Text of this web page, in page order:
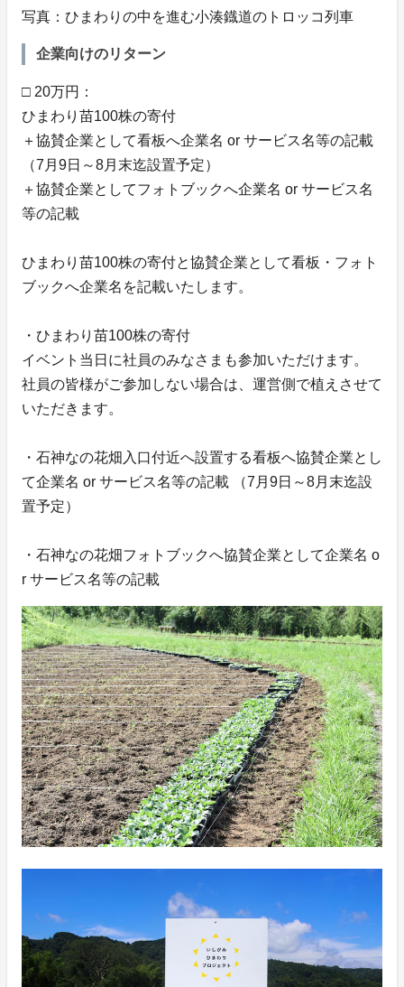
写真：ひまわりの中を進む小湊鐡道のトロッコ列車
企業向けのリターン
□ 20万円：
ひまわり苗100株の寄付
＋協賛企業として看板へ企業名 or サービス名等の記載
（7月9日～8月末迄設置予定）
＋協賛企業としてフォトブックへ企業名 or サービス名
等の記載
ひまわり苗100株の寄付と協賛企業として看板・フォト
ブックへ企業名を記載いたします。
・ひまわり苗100株の寄付
イベント当日に社員のみなさまも参加いただけます。
社員の皆様がご参加しない場合は、運営側で植えさせて
いただきます。
・石神なの花畑入口付近へ設置する看板へ協賛企業とし
て企業名 or サービス名等の記載 （7月9日～8月末迄設
置予定）
・石神なの花畑フォトブックへ協賛企業として企業名 o
r サービス名等の記載